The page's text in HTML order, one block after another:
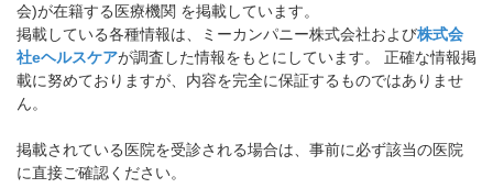
会)が在籍する医療機関 を掲載しています。
掲載している各種情報は、ミーカンパニー株式会社および株式会
社eヘルスケアが調査した情報をもとにしています。 正確な情報掲
載に努めておりますが、内容を完全に保証するものではありませ
ん。
掲載されている医院を受診される場合は、事前に必ず該当の医院
に直接ご確認ください。